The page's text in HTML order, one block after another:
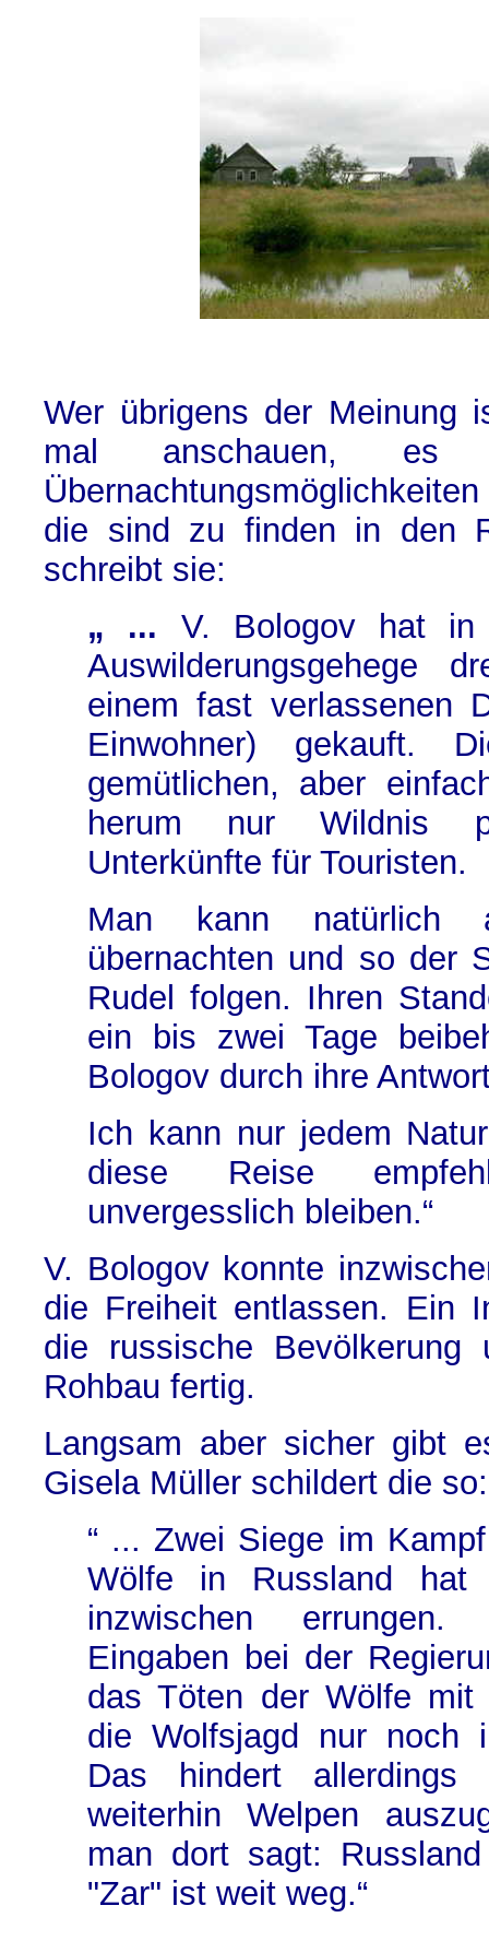
Wer übrigens der Meinung
mal anschauen, es
die sind zu finden in den
schreibt sie:
„ ... V. Bologov hat
Auswilderungsgehege
einem fast verlassenen
Einwohner) gekauft.
gemütlichen, aber
herum nur Wildnis
Unterkünfte für Touristen.
Man kann natürlich
übernachten und so der
Rudel folgen. Ihren
ein bis zwei Tage
Bologov durch ihre
Ich kann nur jedem
diese Reise
unvergesslich bleiben.“
V. Bologov konnte
die Freiheit entlassen. Ein
die russische
Rohbau fertig.
Langsam aber sicher gibt
Gisela Müller schildert die so:
“ ... Zwei Siege im
Wölfe in Russland hat
inzwischen errungen.
Eingaben bei der
das Töten der Wölfe mit
die Wolfsjagd nur noch
Das hindert
weiterhin Welpen
man dort sagt:
"Zar" ist weit weg.“